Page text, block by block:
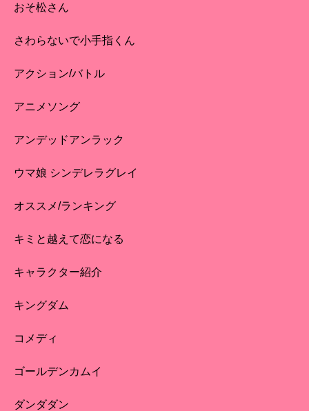
おそ松さん
さわらないで小手指くん
アクション/バトル
アニメソング
アンデッドアンラック
ウマ娘 シンデレラグレイ
オススメ/ランキング
キミと越えて恋になる
キャラクター紹介
キングダム
コメディ
ゴールデンカムイ
ダンダダン